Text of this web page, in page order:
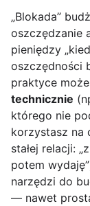
„Blokada”
oszczędzanie
pieniędzy
oszczędności
praktyce
technicznie
którego nie
korzystasz na
stałej relacji:
potem
narzędzi do
— nawet